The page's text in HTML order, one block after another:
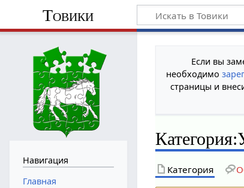
Товики
Если вы
необходимо
страницы и
Категория:
Категория
Навигация
Главная